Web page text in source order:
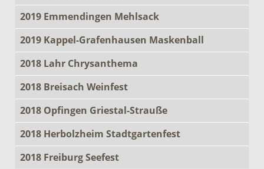
2019 Emmendingen Mehlsack
2019 Kappel-Grafenhausen Maskenball
2018 Lahr Chrysanthema
2018 Breisach Weinfest
2018 Opfingen Griestal-Strauße
2018 Herbolzheim Stadtgartenfest
2018 Freiburg Seefest